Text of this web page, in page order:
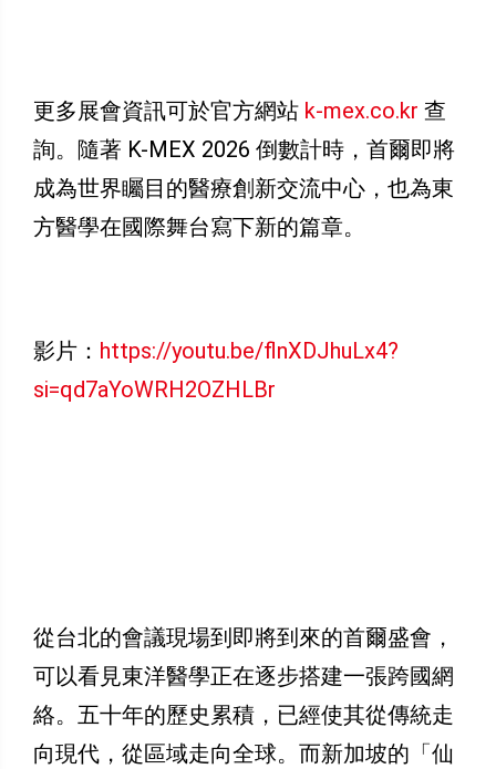
更多展會資訊可於官方網站 k-mex.co.kr 查
詢。隨著 K-MEX 2026 倒數計時，首爾即將
成為世界矚目的醫療創新交流中心，也為東
方醫學在國際舞台寫下新的篇章。
影片： https://youtu.be/flnXDJhuLx4?
si=qd7aYoWRH2OZHLBr
從台北的會議現場到即將到來的首爾盛會，
可以看見東洋醫學正在逐步搭建一張跨國網
絡。五十年的歷史累積，已經使其從傳統走
向現代，從區域走向全球。而新加坡的「仙